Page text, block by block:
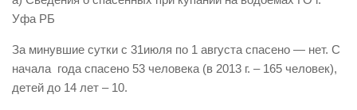
Виды деятельности
Обслуживание опасных производственных объектов
Оказание платных образовательных услуг
Уфа РБ
За минувшие сутки с 31июля по 1 августа спасено — нет. С
начала года спасено 53 человека (в 2013 г. – 165 человек),
детей до 14 лет – 10.